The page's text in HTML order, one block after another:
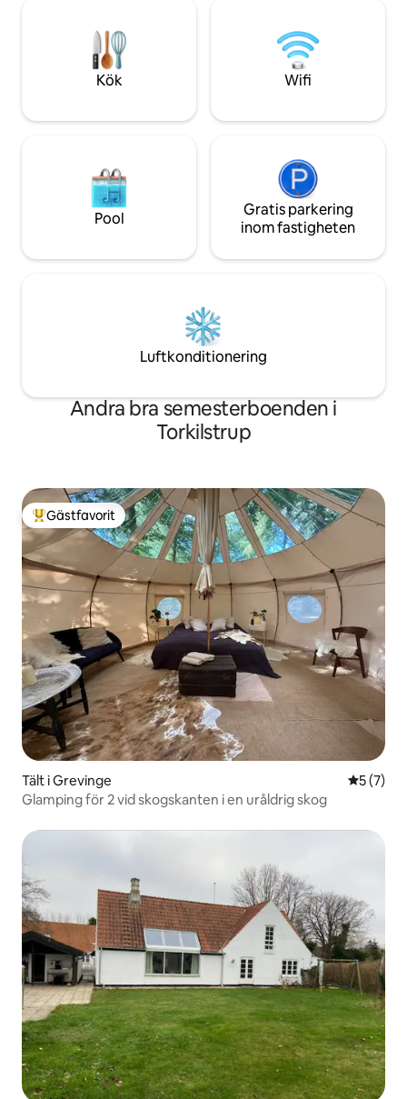
Mycket romantiskt. Detta är ett ställe
där man kan vara mindfull. Många gäster
bor bara för att njuta av utsikten under
Roskildefjorden
smart-TV 50 tum
Kök Wifi
Pool
Gratis parkering
inom fastigheten
Luftkonditionering
Andra bra semesterboenden i
Torkilstrup
Populär gästfavorit
Gästfavorit
Tält i Grevinge 5 av 5 i
5 (7)
Glamping för 2 vid skogskanten i en uråldrig skog